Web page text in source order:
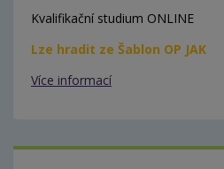
Kvalifikační studium ONLINE
Lze hradit ze Šablon OP JAK
Více informací